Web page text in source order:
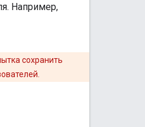
Например,
сохранить